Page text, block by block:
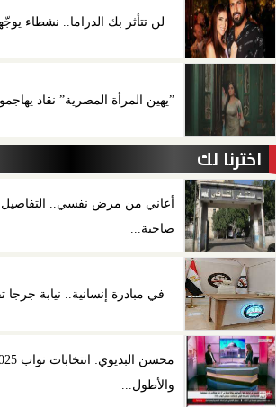
لن تتأثر بك الدراما.. نشطاء
”يهين المرأة المصرية” نقاد
اخترنا لك
أعاني من مرض نفسي.. التفاصيل
صاحبة...
في مبادرة إنسانية.. نيابة جرجا
والأطول...